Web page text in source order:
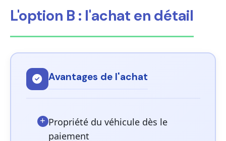
L'option B : l'achat en détail
Avantages de l'achat
Propriété du véhicule dès le
paiement